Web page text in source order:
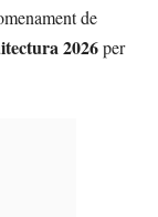
de
2026per